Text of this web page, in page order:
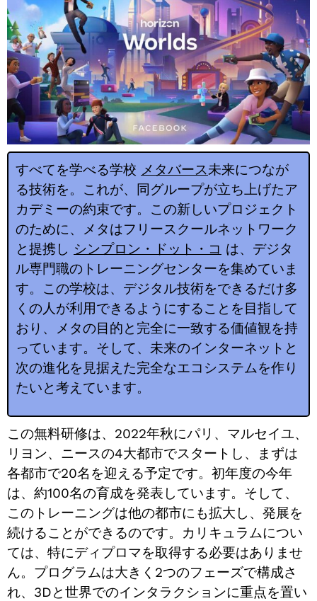
すべてを学べる学校 メタバース未来につなが
る技術を。これが、同グループが立ち上げたア
カデミーの約束です。この新しいプロジェクト
のために、メタはフリースクールネットワーク
と提携し シンプロン・ドット・コ は、デジタ
ル専門職のトレーニングセンターを集めていま
す。この学校は、デジタル技術をできるだけ多
くの人が利用できるようにすることを目指して
おり、メタの目的と完全に一致する価値観を持
っています。そして、未来のインターネットと
次の進化を見据えた完全なエコシステムを作り
たいと考えています。
この無料研修は、2022年秋にパリ、マルセイユ、
リヨン、ニースの4大都市でスタートし、まずは
各都市で20名を迎える予定です。初年度の今年
は、約100名の育成を発表しています。そして、
このトレーニングは他の都市にも拡大し、発展を
続けることができるのです。カリキュラムについ
ては、特にディプロマを取得する必要はありませ
ん。プログラムは大きく2つのフェーズで構成さ
れ、3Dと世界でのインタラクションに重点を置い